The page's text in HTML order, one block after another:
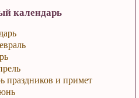
календарь
праздников и примет